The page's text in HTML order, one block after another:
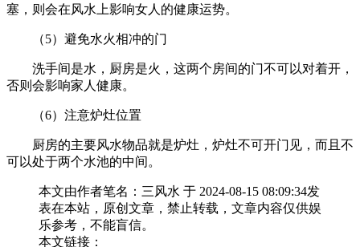
塞，则会在风水上影响女人的健康运势。
（5）避免水火相冲的门
洗手间是水，厨房是火，这两个房间的门不可以对着开，
否则会影响家人健康。
（6）注意炉灶位置
厨房的主要风水物品就是炉灶，炉灶不可开门见，而且不
可以处于两个水池的中间。
本文由作者笔名：三风水 于 2024-08-15 08:09:34发
表在本站，原创文章，禁止转载，文章内容仅供娱
乐参考，不能盲信。
本文链接：